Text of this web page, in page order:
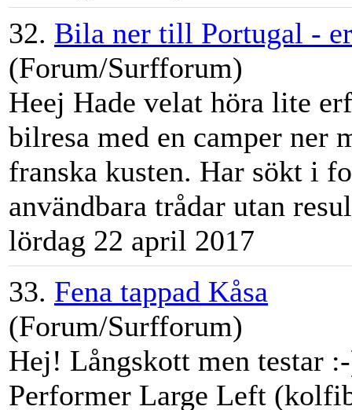
32. Bila ner till Portugal -
(Forum/Surfforum)
Heej Hade velat höra lite
bilresa med en camper ner
franska kusten. Har sökt i
användbara trådar utan
lördag 22 april 2017
33. Fena tappad Kåsa
(Forum/Surfforum)
Hej! Långskott men testar
Performer Large Left